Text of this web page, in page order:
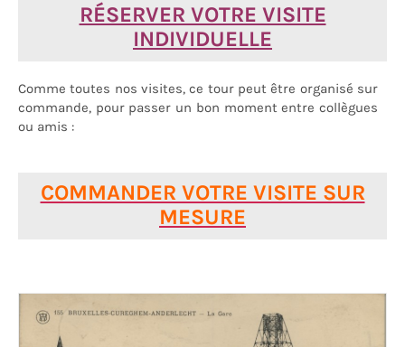
RÉSERVER VOTRE VISITE
INDIVIDUELLE
Comme toutes nos visites, ce tour peut être organisé sur
commande, pour passer un bon moment entre collègues
ou amis :
COMMANDER VOTRE VISITE SUR
MESURE